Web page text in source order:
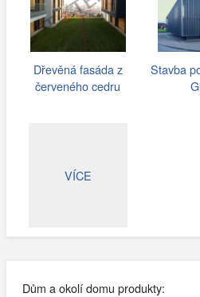
Dřevěná fasáda z
červeného cedru
Stavba
VÍCE
Dům a okolí domu produkty: